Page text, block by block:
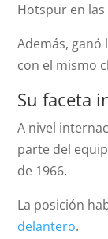
Hotspur en las
Además, ganó
con el mismo
Su faceta
A nivel
parte del
de 1966.
La posición
delantero.